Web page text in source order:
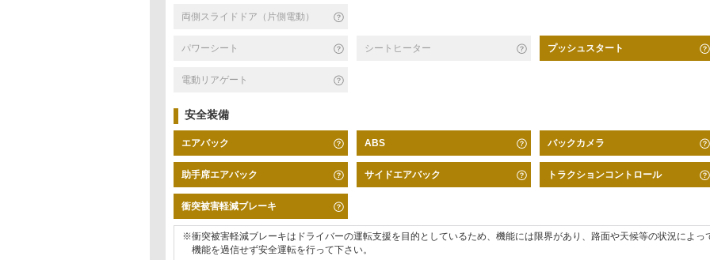
両側スライドドア（片側電動）
パワーシート シートヒーター プッシュスタート
電動リアゲート
安全装備
エアバック ABS バックカメラ
助手席エアバック サイドエアバック トラクションコントロール
衝突被害軽減ブレーキ
※衝突被害軽減ブレーキはドライバーの運転支援を目的としているため、機能には限界があり、路面や天候等の状況によっ
機能を過信せず安全運転を行って下さい。